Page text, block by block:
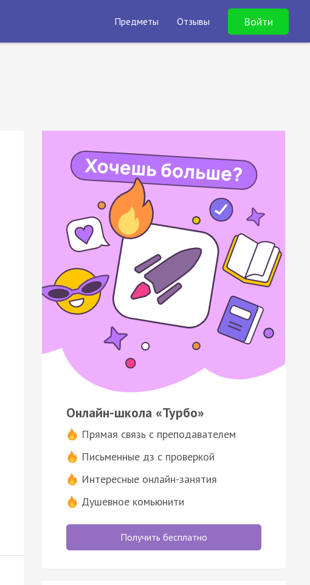
Предметы Отзывы Войти
Онлайн-школа «Турбо»
Прямая связь с преподавателем
Письменные дз с проверкой
Интересные онлайн-занятия
Душевное комьюнити
Получить бесплатно